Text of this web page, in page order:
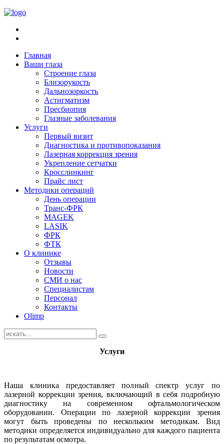
Главная
Ваши глаза
Строение глаза
Близорукость
Дальнозоркость
Астигматизм
Пресбиопия
Глазные заболевания
Услуги
Первый визит
Диагностика и противопоказания
Лазерная коррекция зрения
Укрепление сетчатки
Кросслинкинг
Прайс лист
Методики операций
День операции
Транс-ФРК
MAGEK
LASIK
ФРК
ФТК
О клинике
Отзывы
Новости
СМИ о нас
Специалистам
Персонал
Контакты
Olimp
Услуги
Наша клиника предоставляет полный спектр услуг по
лазерной коррекции зрения, включающий в себя подробную
диагностику на современном офтальмологическом
оборудовании. Операции по лазерной коррекции зрения
могут быть проведены по нескольким методикам. Вид
методики определяется индивидуально для каждого пациента
по результатам осмотра.